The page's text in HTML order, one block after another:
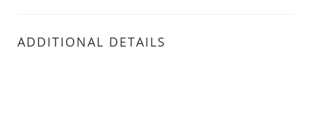
ADDITIONAL DETAILS